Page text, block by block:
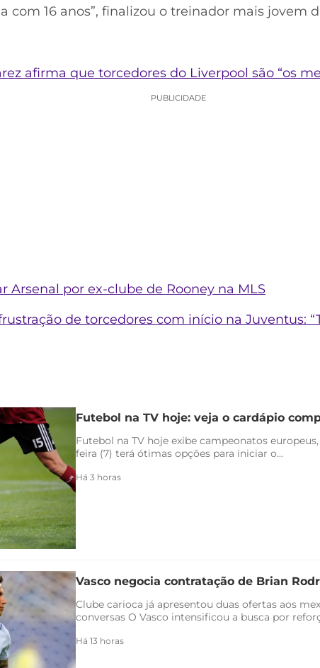
com 16 anos”, finalizou o treinador mais jovem
afirma que torcedores do Liverpool são “os
PUBLICIDADE
Arsenal por ex-clube de Rooney na MLS
de torcedores com início na Juventus:
Futebol na TV hoje: veja o cardápio
Futebol na TV hoje exibe campeonatos
feira (7) terá ótimas opções para iniciar o...
Há 3 horas
Vasco negocia contratação de Brian
Clube carioca já apresentou duas ofertas aos
conversas O Vasco intensificou a busca por
Há 13 horas